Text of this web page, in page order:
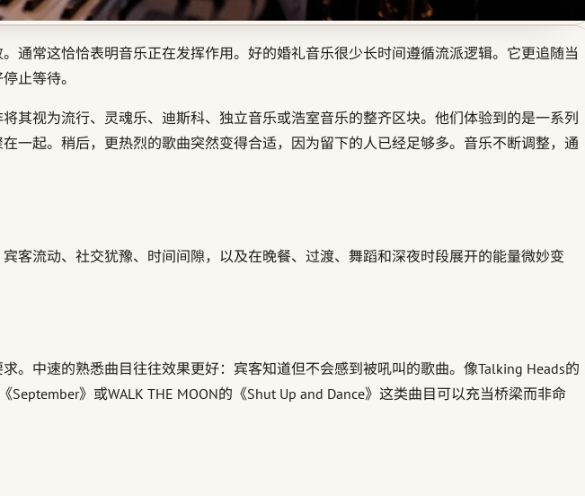
通常这恰恰表明音乐正在发挥作用。好的婚礼音乐很少长时间遵循流派逻辑。它更追随当
止等待。
视为流行、灵魂乐、迪斯科、独立音乐或浩室音乐的整齐区块。他们体验到的是一系列
一起。稍后，更热烈的歌曲突然变得合适，因为留下的人已经足够多。音乐不断调整，通
客流动、社交犹豫、时间间隙，以及在晚餐、过渡、舞蹈和深夜时段展开的能量微妙变
中速的熟悉曲目往往效果更好：宾客知道但不会感到被吼叫的歌曲。像Talking Heads的
September》或WALK THE MOON的《Shut Up and Dance》这类曲目可以充当桥梁而非命